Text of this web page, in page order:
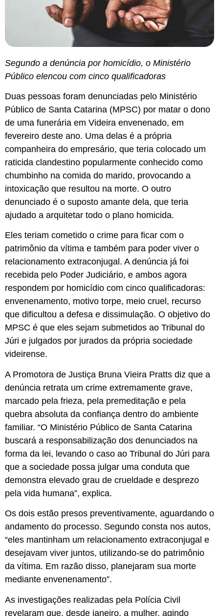
Segundo a denúncia por homicídio, o Ministério
Público elencou com cinco qualificadoras
Duas pessoas foram denunciadas pelo Ministério
Público de Santa Catarina (MPSC) por matar o dono
de uma funerária em Videira envenenado, em
fevereiro deste ano. Uma delas é a própria
companheira do empresário, que teria colocado um
raticida clandestino popularmente conhecido como
chumbinho na comida do marido, provocando a
intoxicação que resultou na morte. O outro
denunciado é o suposto amante dela, que teria
ajudado a arquitetar todo o plano homicida.
Eles teriam cometido o crime para ficar com o
patrimônio da vítima e também para poder viver o
relacionamento extraconjugal. A denúncia já foi
recebida pelo Poder Judiciário, e ambos agora
respondem por homicídio com cinco qualificadoras:
envenenamento, motivo torpe, meio cruel, recurso
que dificultou a defesa e dissimulação. O objetivo do
MPSC é que eles sejam submetidos ao Tribunal do
Júri e julgados por jurados da própria sociedade
videirense.
A Promotora de Justiça Bruna Vieira Pratts diz que a
denúncia retrata um crime extremamente grave,
marcado pela frieza, pela premeditação e pela
quebra absoluta da confiança dentro do ambiente
familiar. “O Ministério Público de Santa Catarina
buscará a responsabilização dos denunciados na
forma da lei, levando o caso ao Tribunal do Júri para
que a sociedade possa julgar uma conduta que
demonstra elevado grau de crueldade e desprezo
pela vida humana”, explica.
Os dois estão presos preventivamente, aguardando o
andamento do processo. Segundo consta nos autos,
“eles mantinham um relacionamento extraconjugal e
desejavam viver juntos, utilizando-se do patrimônio
da vítima. Em razão disso, planejaram sua morte
mediante envenenamento”.
As investigações realizadas pela Polícia Civil
revelaram que, desde janeiro, a mulher, agindo